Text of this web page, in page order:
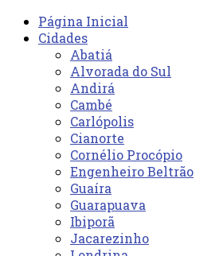
Página Inicial
Cidades
Abatiá
Alvorada do Sul
Andirá
Cambé
Carlópolis
Cianorte
Cornélio Procópio
Engenheiro Beltrão
Guaíra
Guarapuava
Ibiporã
Jacarezinho